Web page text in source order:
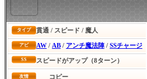
タイプ 貫通 / スピード / 魔人
アビ AW / AB / アンチ魔法陣 / SSチャージ
SS スピードがアップ（8ターン）
友情 コピー